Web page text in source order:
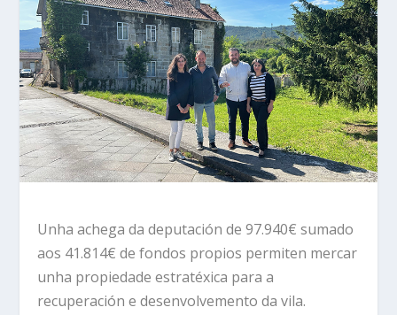
Unha achega da deputación de 97.940€ sumado
aos 41.814€ de fondos propios permiten mercar
unha propiedade estratéxica para a
recuperación e desenvolvemento da vila.